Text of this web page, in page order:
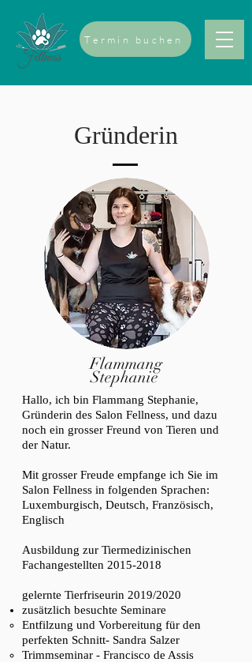
Termin buchen
Gründerin
Flammang
Stephanie
Hallo, ich bin Flammang Stephanie,
Gründerin des Salon Fellness, und dazu
noch ein grosser Freund von Tieren und
der Natur.
Mit grosser Freude empfange ich Sie im
Salon Fellness in folgenden Sprachen:
Luxemburgisch, Deutsch, Französisch,
Englisch
Ausbildung zur Tiermedizinischen
Fachangestellten 2015-2018
gelernte Tierfriseurin 2019/2020
zusätzlich besuchte Seminare
Entfilzung und Vorbereitung für den
perfekten Schnitt- Sandra Salzer
Trimmseminar - Francisco de Assis​